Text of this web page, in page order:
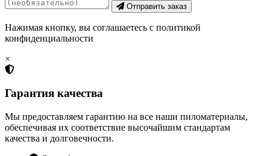
Отправить заказ
Нажимая кнопку, вы соглашаетесь с политикой
конфиденциальности
×
Гарантия качества
Мы предоставляем гарантию на все наши пиломатериалы,
обеспечивая их соответствие высочайшим стандартам
качества и долговечности.